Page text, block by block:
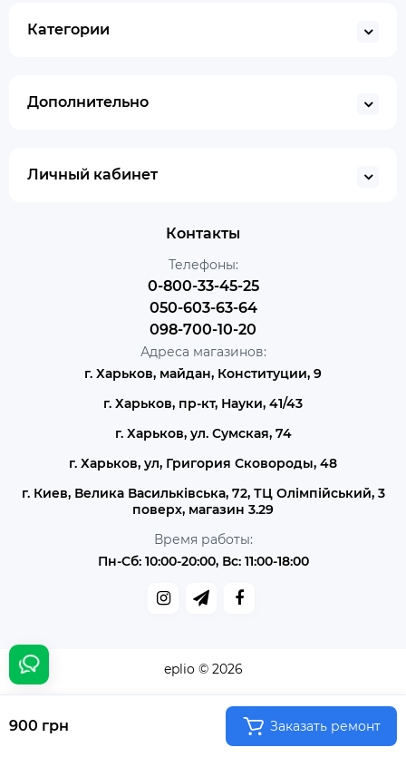
900 грн Заказать ремонт
Категории
Дополнительно
Личный кабинет
Контакты
Телефоны:
0-800-33-45-25
050-603-63-64
098-700-10-20
Адреса магазинов:
г. Харьков, майдан, Конституции, 9
г. Харьков, пр-кт, Науки, 41/43
г. Харьков, ул. Сумская, 74
г. Харьков, ул, Григория Сковороды, 48
г. Киев, Велика Васильківська, 72, ТЦ Олімпійський, 3
поверх, магазин 3.29
Время работы:
Пн-Сб: 10:00-20:00, Вс: 11:00-18:00
eplio © 2026